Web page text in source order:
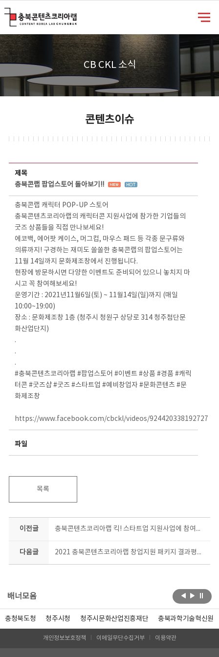
CB CKL 소식
콘텐츠이슈
제목
충북콘랩 팝업스토어 돌아보기!!
충북콘랩 캐릭터 POP-UP 스토어
충북콘텐츠코리아랩의 캐릭터콘 지원사업에 참가한 기업들의
굿즈 상품들을 직접 만나보세요!
에코백, 에어팟 케이스, 머그컵, 마우스 패드 등 각종 문구류와
의류까지! 구경하는 재미도 쏠쏠한 충북콘랩의 팝업스토어는
11월 14일까지 문화제조창에서 진행됩니다.
현장에 방문하시면 다양한 이벤트도 준비되어 있으니 놓치지 마
시고 꼭 참여해보세요!
운영기간 : 2021년11월6일(토) ~ 11월14일(일)까지 (매일
10:00~19:00)
장소 : 문화제조창 1층 (청주시 청원구 상당로 314 청주첨단문
화산업단지)
.
.
.
#충북콘텐츠코리아랩 #팝업스토어 #이벤트 #상품 #경품 #캐릭
터콘 #굿즈샵 #굿즈 #스타트업 #예비창업자 #문화콘텐츠 #문
화제조창
https://www.facebook.com/cbckl/videos/924420338192727
파일
목록
이전글 충북콘텐츠코리아랩 킥! 스타트업 지원사업에 참여한 [윈터버드]에서 막장 로판 클리셰 보드게임을 출시했습니다!
다음글 2021 충북콘텐츠코리아랩 창업지원 패키지 결과평가회
배너모음
충청북도청 청주시청 청주시문화산업진흥재단 충북과학기술혁신원
개인정보보호정책 이메일무단수집거부 이용약관